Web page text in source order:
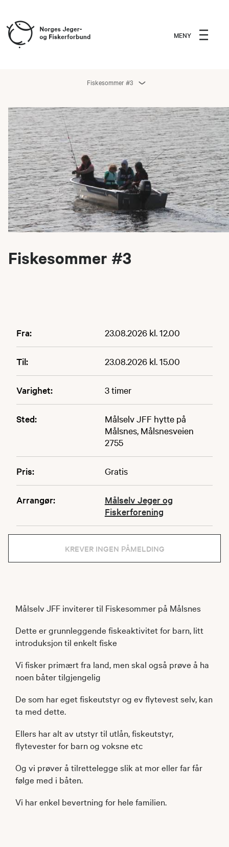
MENY
Fiskesommer #3
Fiskesommer #3
Fra: 23.08.2026 kl. 12.00
Til: 23.08.2026 kl. 15.00
Varighet: 3 timer
Sted:
Målselv JFF hytte på
Målsnes, Målsnesveien
2755
Pris: Gratis
Arrangør:
Målselv Jeger og
Fiskerforening
KREVER INGEN PÅMELDING
Målselv JFF inviterer til Fiskesommer på Målsnes
Dette er grunnleggende fiskeaktivitet for barn, litt
introduksjon til enkelt fiske
Vi fisker primært fra land, men skal også prøve å ha
noen båter tilgjengelig
De som har eget fiskeutstyr og ev flytevest selv, kan
ta med dette.
Ellers har alt av utstyr til utlån, fiskeutstyr,
flytevester for barn og voksne etc
Og vi prøver å tilrettelegge slik at mor eller far får
følge med i båten.
Vi har enkel bevertning for hele familien.